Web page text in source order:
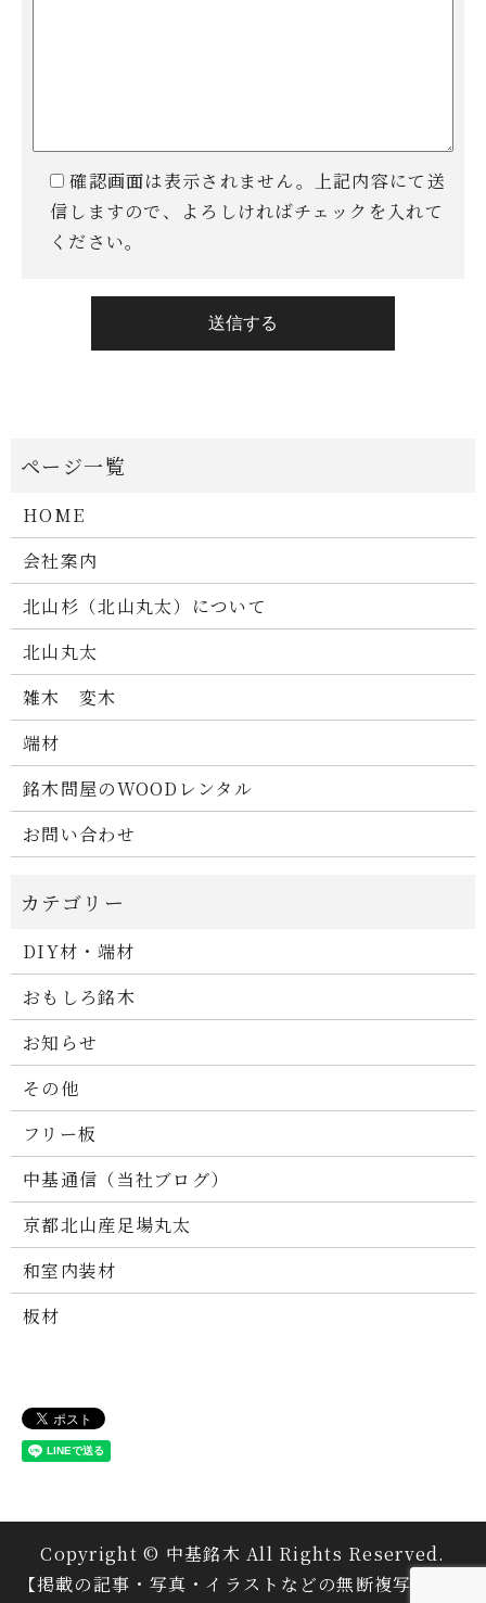
確認画面は表示されません。上記内容にて送
信しますので、よろしければチェックを入れて
ください。
HOME
会社案内
北山杉（北山丸太）について
北山丸太
雑木 変木
端材
銘木問屋のWOODレンタル
お問い合わせ
DIY材・端材
おもしろ銘木
お知らせ
その他
フリー板
中基通信（当社ブログ）
京都北山産足場丸太
和室内装材
板材
Copyright © 中基銘木 All Rights Reserved.
【掲載の記事・写真・イラストなどの無断複写・転載